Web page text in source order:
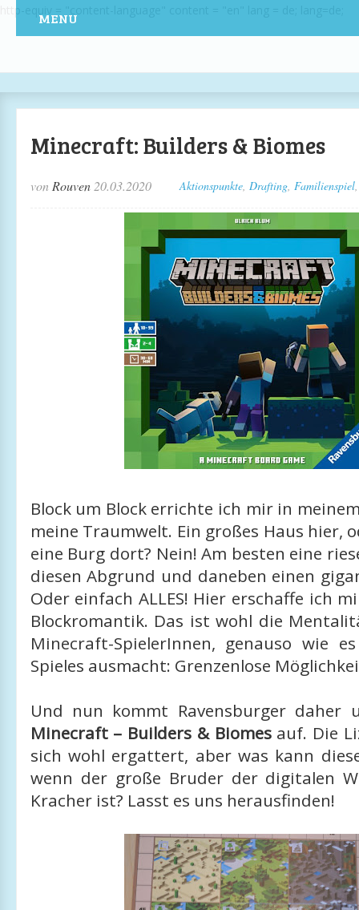
MENU
Minecraft: Builders & Biomes
von Rouven 20.03.2020 Aktionspunkte, Drafting, Familienspiel
Block um Block errichte ich mir in
meine Traumwelt. Ein großes Haus hier,
eine Burg dort? Nein! Am besten eine
diesen Abgrund und daneben einen
Oder einfach ALLES! Hier erschaffe ich
Blockromantik. Das ist wohl die
Minecraft-SpielerInnen, genauso wie
Spieles ausmacht: Grenzenlose
Und nun kommt Ravensburger daher
Minecraft – Builders & Biomesauf. Die
sich wohl ergattert, aber was kann
wenn der große Bruder der digitalen
Kracher ist? Lasst es uns herausfinden!